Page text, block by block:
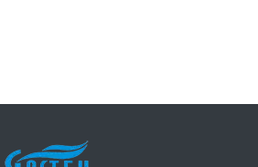
СОҢҒЫ ЖАҢАЛЫҚТАР